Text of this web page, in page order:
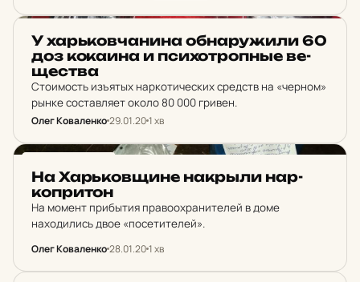
У харь­ков­ча­ни­на об­на­ру­жи­ли 60
доз ко­ка­и­на и пси­хот­роп­ные ве­
щес­тва
Стоимость изъятых наркотических средств на «черном»
рынке составляет около 80 000 гривен.
Олег Коваленко29.01.201 хв
На Харь­ков­щи­не нак­рыли нар­
коп­ри­тон
На момент прибытия правоохранителей в доме
находились двое «посетителей».
Олег Коваленко28.01.201 хв